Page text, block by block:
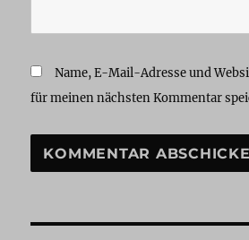
Name, E-Mail-Adresse und
für meinen nächsten Kommentar